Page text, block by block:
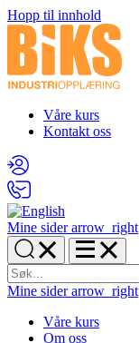
Hopp til innhold
Våre kurs
Kontakt oss
Mine sider arrow_right
Mine sider arrow_right
Våre kurs
Om oss